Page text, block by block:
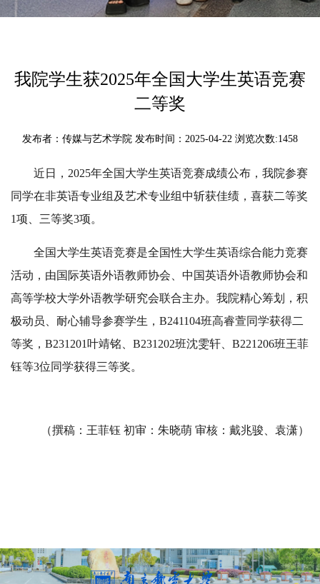
我院学生获2025年全国大学生英语竞赛
二等奖
发布者：传媒与艺术学院 发布时间：2025-04-22 浏览次数:1458
近日，2025年全国大学生英语竞赛成绩公布，我院参赛
同学在非英语专业组及艺术专业组中斩获佳绩，喜获二等奖
1项、三等奖3项。
全国大学生英语竞赛是全国性大学生英语综合能力竞赛
活动，由国际英语外语教师协会、中国英语外语教师协会和
高等学校大学外语教学研究会联合主办。我院精心筹划，积
极动员、耐心辅导参赛学生，B241104班高睿萱同学获得二
等奖，B231201叶靖铭、B231202班沈雯轩、B221206班王菲
钰等3位同学获得三等奖。
（撰稿：王菲钰 初审：朱晓萌 审核：戴兆骏、袁潇）